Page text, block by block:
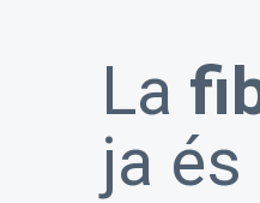
La
ja